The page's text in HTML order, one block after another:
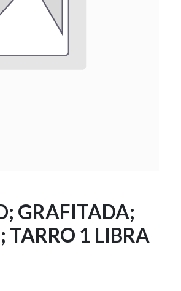
GRAFITADA;
TARRO 1 LIBRA